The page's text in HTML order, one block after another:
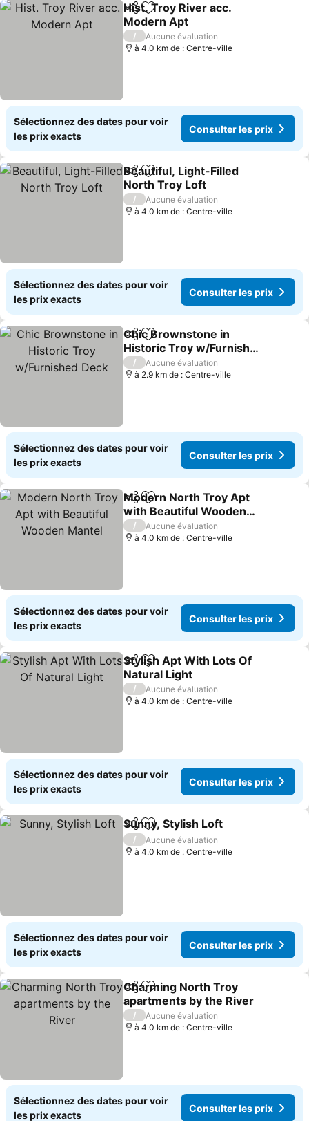
PartagerAjouter à mes favoris
Hist. Troy River acc.
Modern Apt
Consulter les prix
/
Aucune évaluation
à 4.0 km de : Centre-ville
Sélectionnez des dates pour voir
les prix exacts
Consulter les prix
PartagerAjouter à mes favoris
Beautiful, Light-Filled
North Troy Loft
Consulter les prix
/
Aucune évaluation
à 4.0 km de : Centre-ville
Sélectionnez des dates pour voir
les prix exacts
Consulter les prix
PartagerAjouter à mes favoris
Chic Brownstone in
Historic Troy w/Furnished
Deck
Consulter les prix
/
Aucune évaluation
à 2.9 km de : Centre-ville
Sélectionnez des dates pour voir
les prix exacts
Consulter les prix
PartagerAjouter à mes favoris
Modern North Troy Apt
with Beautiful Wooden
Mantel
Consulter les prix
/
Aucune évaluation
à 4.0 km de : Centre-ville
Sélectionnez des dates pour voir
les prix exacts
Consulter les prix
PartagerAjouter à mes favoris
Stylish Apt With Lots Of
Natural Light
Consulter les prix
/
Aucune évaluation
à 4.0 km de : Centre-ville
Sélectionnez des dates pour voir
les prix exacts
Consulter les prix
PartagerAjouter à mes favoris
Sunny, Stylish Loft
/
Aucune évaluation
à 4.0 km de : Centre-ville
Sélectionnez des dates pour voir
les prix exacts
Consulter les prix
PartagerAjouter à mes favoris
Charming North Troy
apartments by the River
Consulter les prix
/
Aucune évaluation
à 4.0 km de : Centre-ville
Sélectionnez des dates pour voir
les prix exacts
Consulter les prix